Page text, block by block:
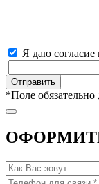
Я даю согласие
*Поле обязательно